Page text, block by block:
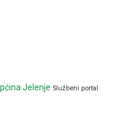
Jelenje Službeni portal